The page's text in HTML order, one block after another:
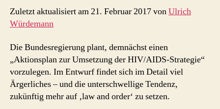
Zuletzt aktualisiert am 21. Februar 2017 vonUlrich
Würdemann
Die Bundesregierung plant, demnächst einen
„Aktionsplan zur Umsetzung der HIV/AIDS-Strategie“
vorzulegen. Im Entwurf findet sich im Detail viel
Ärgerliches – und die unterschwellige Tendenz,
zukünftig mehr auf ‚law and order‘ zu setzen.